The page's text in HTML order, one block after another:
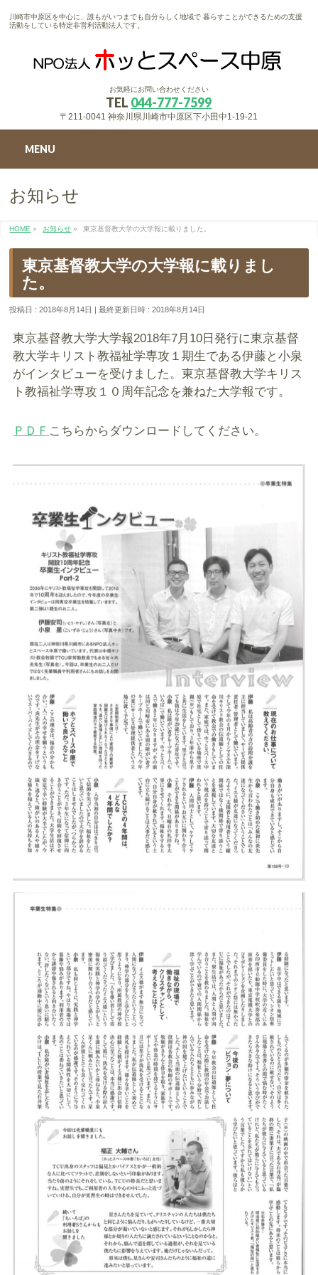
川崎市中原区を中心に、誰もがいつまでも自分らしく地域で 暮らすことができるための支援
活動をしている特定非営利活動法人です。
お気軽にお問い合わせください
TEL 044-777-7599
〒211-0041 神奈川県川崎市中原区下小田中1-19-21
MENU
お知らせ
HOME » お知らせ » 東京基督教大学の大学報に載りました。
東京基督教大学の大学報に載りまし
た。
投稿日 : 2018年8月14日 最終更新日時 : 2018年8月14日
東京基督教大学大学報2018年7月10日発行に東京基督
教大学キリスト教福祉学専攻１期生である伊藤と小泉
がインタビューを受けました。東京基督教大学キリス
ト教福祉学専攻１０周年記念を兼ねた大学報です。
ＰＤＦ こちらからダウンロードしてください。